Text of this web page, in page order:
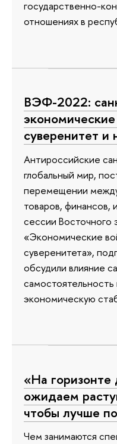
государственно-
отношениях в
ВЭФ-2022:
суверенитет и
Антироссийские
глобальный мир,
перемещении
товаров, финансов,
сессии Восточного
«Экономические
суверенитета»,
обсудили влияние
экономическую
«На
ожидаем
чтобы лучше
Чем занимаются